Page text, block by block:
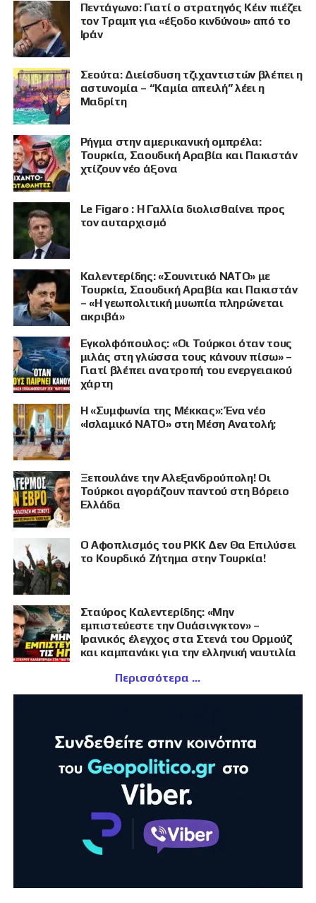
ΠΡΟΒΟΛΗ
Πεντάγωνο: Γιατί ο στρατηγός Κέιν πιέζει
τον Τραμπ για «έξοδο κινδύνου» από το
Ιράν
Σεούτα: Διείσδυση τζιχαντιστών βλέπει η
αστυνομία – “Καμία απειλή” λέει η
Μαδρίτη
Ρήγμα στην αμερικανική ομπρέλα:
Τουρκία, Σαουδική Αραβία και Πακιστάν
χτίζουν νέο άξονα
Le Figaro : Η Γαλλία διολισθαίνει προς
τον αυταρχισμό
Καλεντερίδης: «Σουνιτικό ΝΑΤΟ» με
Τουρκία, Σαουδική Αραβία και Πακιστάν
– «Η γεωπολιτική μυωπία πληρώνεται
ακριβά»
Εγκολφόπουλος: «Οι Τούρκοι όταν τους
μιλάς στη γλώσσα τους κάνουν πίσω» –
Γιατί βλέπει ανατροπή του ενεργειακού
χάρτη
Η «Συμφωνία της Μέκκας»: Ένα νέο
«Ισλαμικό ΝΑΤΟ» στη Μέση Ανατολή;
Ξεπουλάνε την Αλεξανδρούπολη! Οι
Τούρκοι αγοράζουν παντού στη Βόρειο
Ελλάδα
Ο Αφοπλισμός του PKK Δεν Θα Επιλύσει
το Κουρδικό Ζήτημα στην Τουρκία!
Σταύρος Καλεντερίδης: «Μην
εμπιστεύεστε την Ουάσινγκτον» –
Ιρανικός έλεγχος στα Στενά του Ορμούζ
και καμπανάκι για την ελληνική ναυτιλία
Περισσότερα